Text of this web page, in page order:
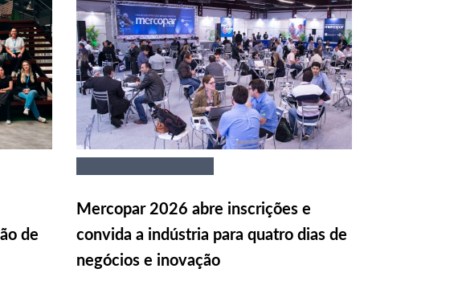
de
Mercopar 2026 abre inscrições e
convida a indústria para quatro dias de
negócios e inovação